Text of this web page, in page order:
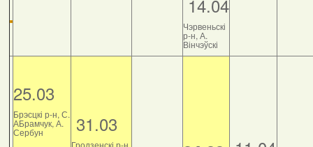
14.04
Чэрвеньскі
р-н, А.
Вінчэўскі
25.03
Брэсцкі р-н, С.
АБрамчук, А.
Сербун 31.03
Гродзенскі р-н,